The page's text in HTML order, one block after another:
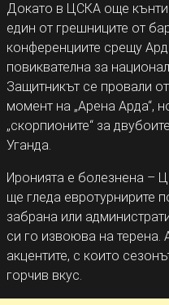
Докато в ЦСКА още кънти
един от грешниците от
конференциите срещу
повиквателна за
Защитникът се провали
момент на „Арена Арда“,
„скорпионите“ за
Уганда.
Иронията е болезнена –
ще гледа евротурнирите
забрана или
си го извоюва на терена.
акцентите, с които
горчив вкус.